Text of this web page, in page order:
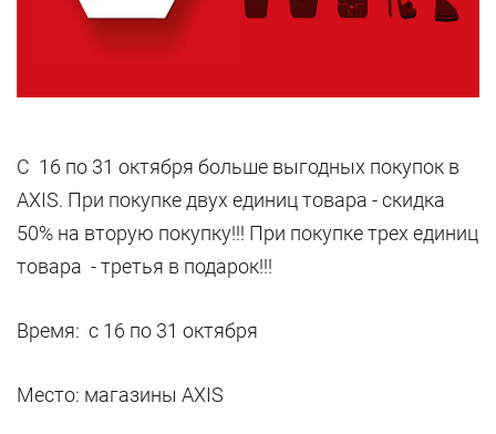
С 16 по 31 октября больше выгодных покупок в
AXIS. При покупке двух единиц товара - скидка
50% на вторую покупку!!! При покупке трех единиц
товара - третья в подарок!!!
Время: с 16 по 31 октября
Место: магазины AXIS